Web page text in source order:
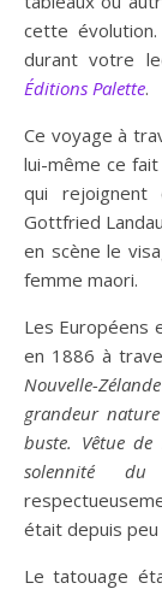
cette
durant votre
Éditions Palette.
Ce voyage à
lui-même ce
qui rejoignent
Gottfried
en scène le
femme maori.
Les Européens
en 1886 à
Nouvelle-
grandeur
buste. Vêtue
solennité du
était depuis peu
Le tatouage